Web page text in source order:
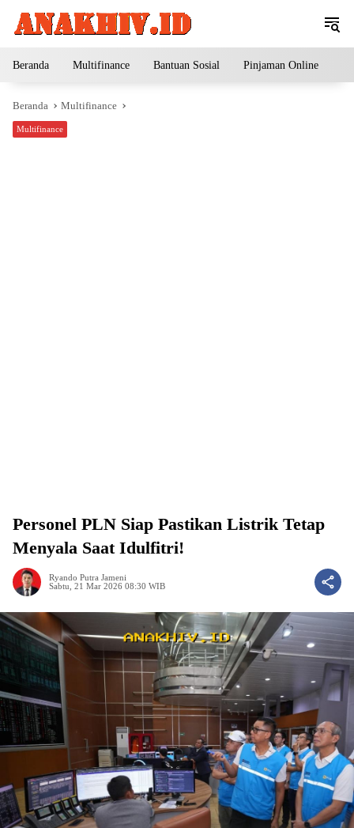
Beranda Multifinance Bantuan Sosial Pinjaman Online
Beranda Multifinance
Multifinance
Personel PLN Siap Pastikan Listrik Tetap
Menyala Saat Idulfitri!
Ryando Putra Jameni
Sabtu, 21 Mar 2026 08:30 WIB